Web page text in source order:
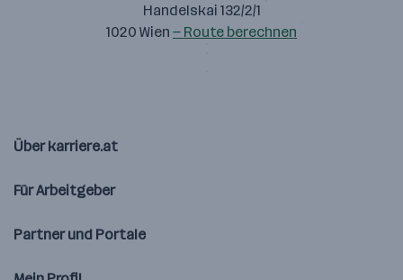
Handelskai 132/2/1
1020 Wien — Route berechnen
Über karriere.at
Für Arbeitgeber
Partner und Portale